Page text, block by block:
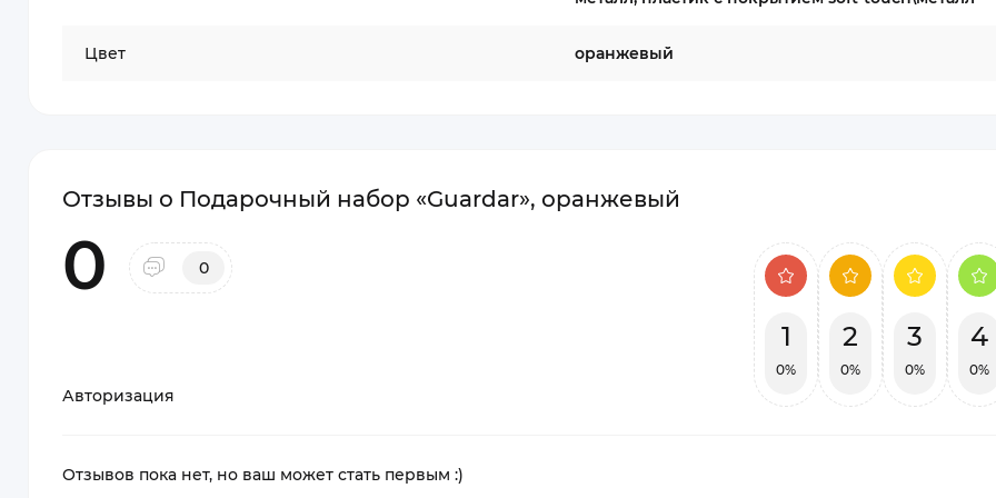
Цвет оранжевый
Отзывы о Подарочный набор «Guardar», оранжевый
0 0
Авторизация
1
0%
2
0%
3
0%
4
0%
Отзывов пока нет, но ваш может стать первым :)